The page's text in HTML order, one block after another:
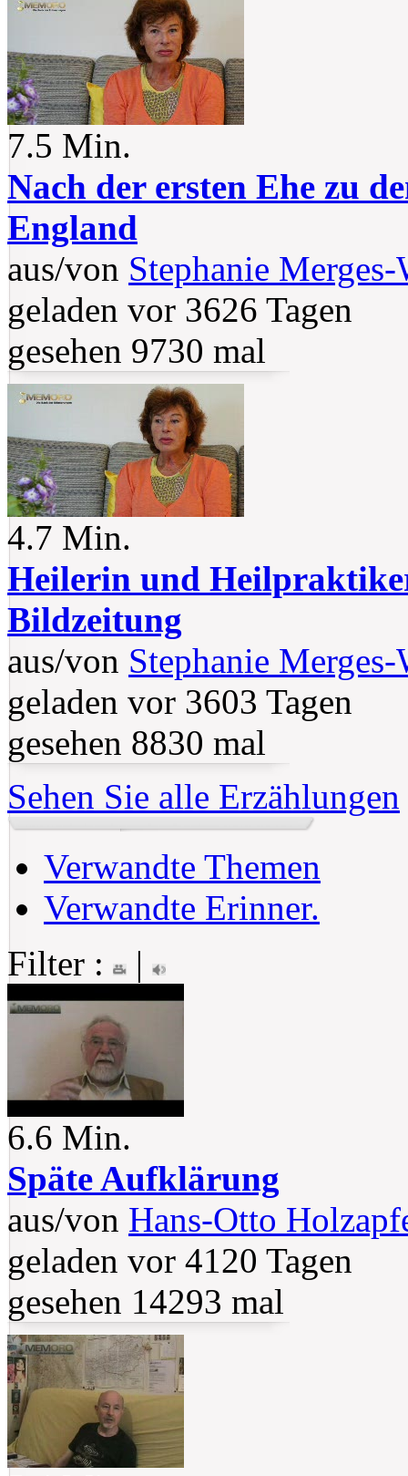
7.5 Min.
Nach der ersten Ehe zu
England
aus/von Stephanie
geladen vor 3626 Tagen
gesehen 9730 mal
4.7 Min.
Heilerin und
Bildzeitung
aus/von Stephanie
geladen vor 3603 Tagen
gesehen 8830 mal
Sehen Sie alle Erzählungen
Verwandte Themen
Verwandte Erinner.
Filter :
|
6.6 Min.
Späte Aufklärung
aus/von Hans-Otto
geladen vor 4120 Tagen
gesehen 14293 mal